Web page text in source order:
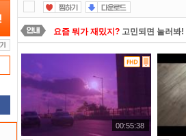
요즘 뭐가 재밌지? 고민되면 눌러봐!
정액제할인쿠폰 사용방법안내
출석체크이벤트! 출석체
댓글만 잘써도무료 포인트를 드립
할인쿠폰 사용방법안내
00:55:38